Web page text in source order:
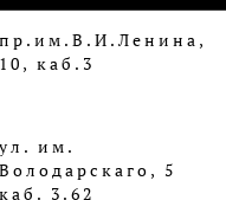
пр.им.В.И.Ленина,
10, каб.3
ул. им.
Володарскаго, 5
каб. 3.62